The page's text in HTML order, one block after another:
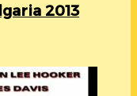
2013